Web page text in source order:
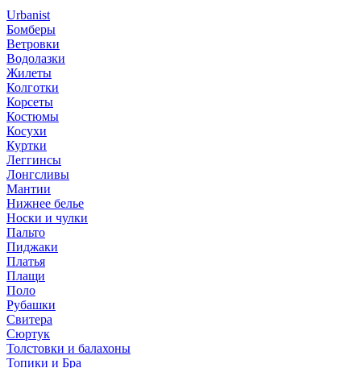
Urbanist
Бомберы
Ветровки
Водолазки
Жилеты
Колготки
Корсеты
Костюмы
Косухи
Куртки
Леггинсы
Лонгсливы
Мантии
Нижнее белье
Носки и чулки
Пальто
Пиджаки
Платья
Плащи
Поло
Рубашки
Свитера
Сюртук
Толстовки и балахоны
Топики и Бра